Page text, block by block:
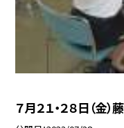
７月２１・２８日（金